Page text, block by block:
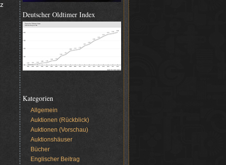
Deutscher Oldtimer Index
Kategorien
Allgemein
Auktionen (Rückblick)
Auktionen (Vorschau)
Auktionshäuser
Bücher
Englischer Beitrag